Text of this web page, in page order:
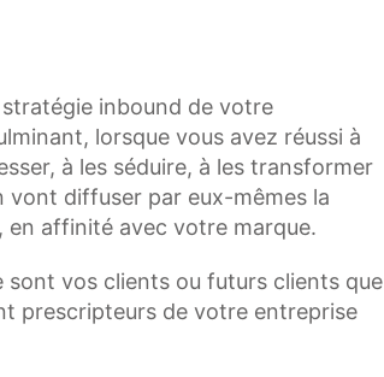
inbound de votre
lorsque vous avez réussi à
à les séduire, à les transformer
vont diffuser par eux-mêmes la
en affinité avec votre marque.
vos clients ou futurs clients que
prescripteurs de votre entreprise